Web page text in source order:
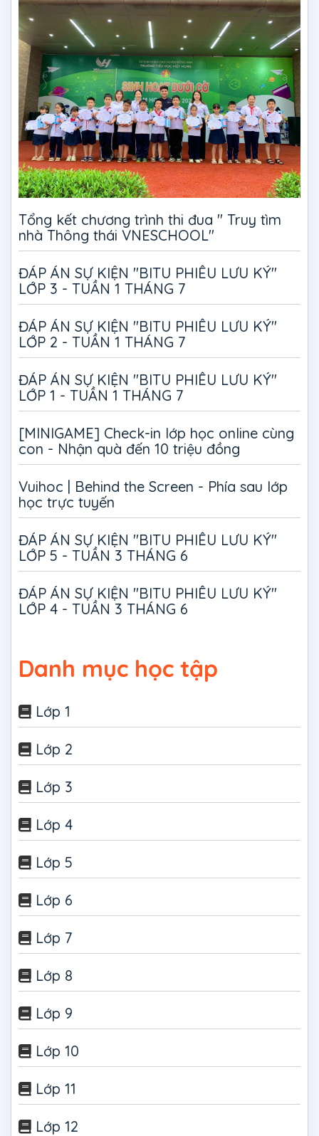
Tổng kết chương trình thi đua " Truy tìm
nhà Thông thái VNESCHOOL"
ĐÁP ÁN SỰ KIỆN "BITU PHIÊU LƯU KÝ"
LỚP 3 - TUẦN 1 THÁNG 7
ĐÁP ÁN SỰ KIỆN "BITU PHIÊU LƯU KÝ"
LỚP 2 - TUẦN 1 THÁNG 7
ĐÁP ÁN SỰ KIỆN "BITU PHIÊU LƯU KÝ"
LỚP 1 - TUẦN 1 THÁNG 7
[MINIGAME] Check-in lớp học online cùng
con - Nhận quà đến 10 triệu đồng
Vuihoc | Behind the Screen - Phía sau lớp
học trực tuyến
ĐÁP ÁN SỰ KIỆN "BITU PHIÊU LƯU KÝ"
LỚP 5 - TUẦN 3 THÁNG 6
ĐÁP ÁN SỰ KIỆN "BITU PHIÊU LƯU KÝ"
LỚP 4 - TUẦN 3 THÁNG 6
Danh mục học tập
Lớp 1
Lớp 2
Lớp 3
Lớp 4
Lớp 5
Lớp 6
Lớp 7
Lớp 8
Lớp 9
Lớp 10
Lớp 11
Lớp 12